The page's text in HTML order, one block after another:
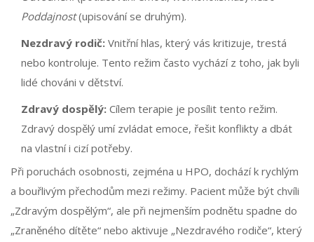
Poddajnost(upisování se druhým).
Nezdravý rodič: Vnitřní hlas, který vás kritizuje, trestá
nebo kontroluje. Tento režim často vychází z toho, jak byli
lidé chováni v dětství.
Zdravý dospělý: Cílem terapie je posílit tento režim.
Zdravý dospělý umí zvládat emoce, řešit konflikty a dbát
na vlastní i cizí potřeby.
Při poruchách osobnosti, zejména u HPO, dochází k rychlým
a bouřlivým přechodům mezi režimy. Pacient může být chvíli
„Zdravým dospělým“, ale při nejmenším podnětu spadne do
„Zraněného dítěte“ nebo aktivuje „Nezdravého rodiče“, který